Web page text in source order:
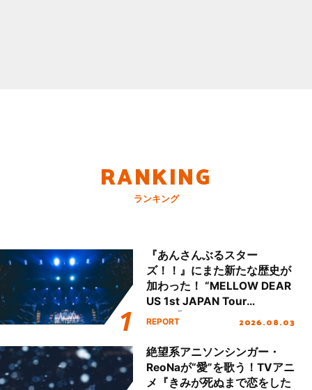
RANKING
ランキング
『あんさんぶるスター
ズ！！』にまた新たな歴史が
加わった！ “MELLOW DEAR
US 1st JAPAN Tour
Final「NICE to meet YOU
ート!!
REPORT 2026.08.03
絶望系アニソンシンガー・
ReoNaが“愛”を歌う！TVアニ
メ『きみが死ぬまで恋をした